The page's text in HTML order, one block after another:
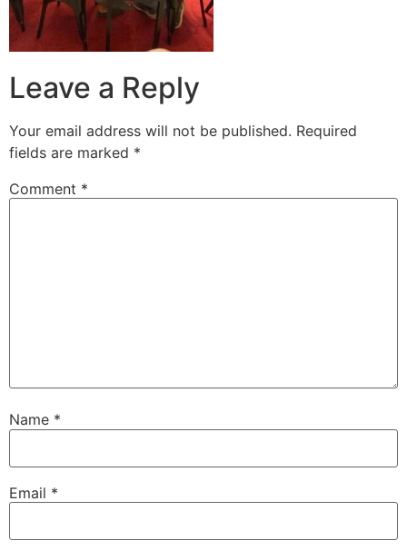
Leave a Reply
Your email address will not be published. Required
fields are marked *
Comment *
Name *
Email *